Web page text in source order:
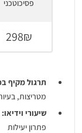
פסיכוטכני
תרגול מקיף
מטריצות,
שיעורי וידיאו:
פתרון יעילות